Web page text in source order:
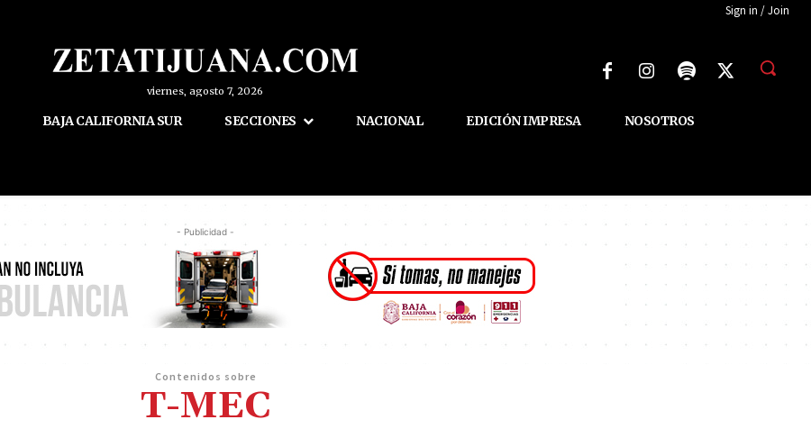
Sign in / Join
viernes, agosto 7, 2026
BAJA CALIFORNIA SUR SECCIONES NACIONAL EDICIÓN IMPRESA NOSOTROS
- Publicidad -
Contenidos sobre
T-MEC